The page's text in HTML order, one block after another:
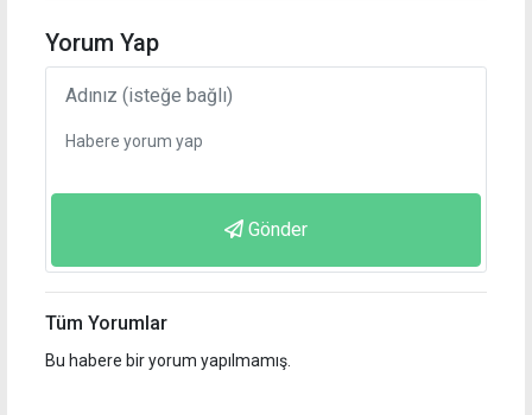
Yorum Yap
Gönder
Tüm Yorumlar
Bu habere bir yorum yapılmamış.